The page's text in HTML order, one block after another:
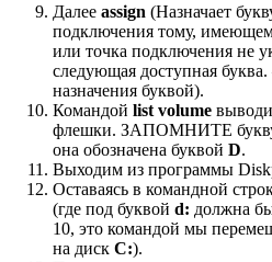
Далее assign (Назначает
подключения тому,
или точка подключения не
следующая доступная
назначения буквой).
Командой list volume
флешки. ЗАПОМНИТЕ
она обозначена буквой D.
Выходим из программы
Оставаясь в командной
(где под буквой d: должна
10, это командой мы
на диск С:).